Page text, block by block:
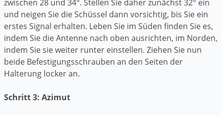
zwischen 28 und 34°. Stellen Sie daher zunächst 32° ein
und neigen Sie die Schüssel dann vorsichtig, bis Sie ein
erstes Signal erhalten. Leben Sie im Süden finden Sie es,
indem Sie die Antenne nach oben ausrichten, im Norden,
indem Sie sie weiter runter einstellen. Ziehen Sie nun
beide Befestigungsschrauben an den Seiten der
Halterung locker an.
Schritt 3: Azimut